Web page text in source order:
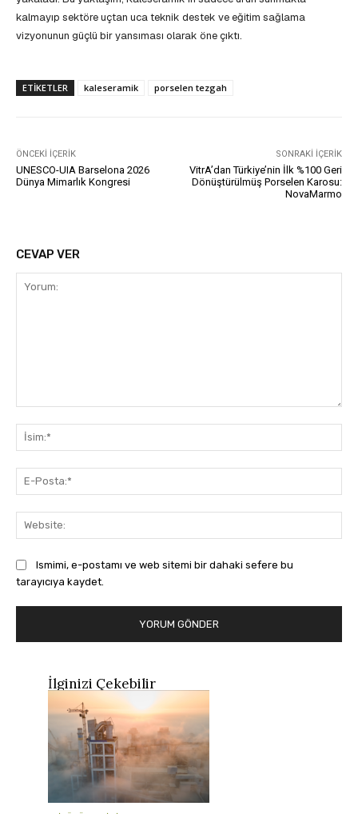
kalmayıp sektöre uçtan uca teknik destek ve eğitim sağlama
vizyonunun güçlü bir yansıması olarak öne çıktı.
ETIKETLER kaleseramik porselen tezgah
ÖNCEKI İÇERIK
UNESCO-UIA Barselona 2026
Dünya Mimarlık Kongresi
SONRAKI İÇERIK
VitrA’dan Türkiye’nin İlk %100 Geri
Dönüştürülmüş Porselen Karosu:
NovaMarmo
CEVAP VER
Ismimi, e-postamı ve web sitemi bir dahaki sefere bu
tarayıcıya kaydet.
İlginizi Çekebilir